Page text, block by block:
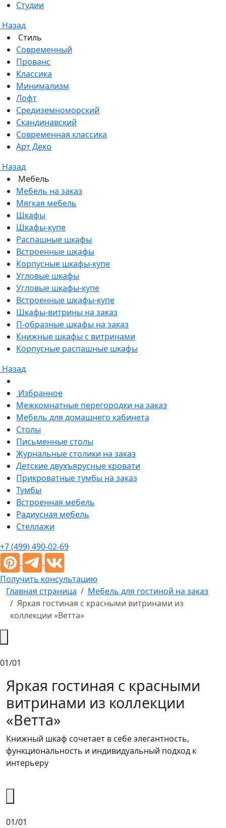
Студии
Назад
Стиль
Современный
Прованс
Классика
Минимализм
Лофт
Средиземноморский
Скандинавский
Современная классика
Арт Деко
Назад
Мебель
Мебель на заказ
Мягкая мебель
Шкафы
Шкафы-купе
Распашные шкафы
Встроенные шкафы
Корпусные шкафы-купе
Угловые шкафы
Угловые шкафы-купе
Встроенные шкафы-купе
Шкафы-витрины на заказ
П-образные шкафы на заказ
Книжные шкафы с витринами
Корпусные распашные шкафы
Назад
Избранное
Межкомнатные перегородки на заказ
Мебель для домашнего кабинета
Столы
Письменные столы
Журнальные столики на заказ
Детские двухъярусные кровати
Прикроватные тумбы на заказ
Тумбы
Встроенная мебель
Радиусная мебель
Стеллажи
+7 (499) 490-02-69
Получить консультацию
Главная страница
Мебель для гостиной на заказ
Яркая гостиная с красными витринами из
коллекции «Ветта»
01/01
Яркая гостиная с красными
витринами из коллекции
«Ветта»
Книжный шкаф сочетает в себе элегантность,
функциональность и индивидуальный подход к
интерьеру
01/01